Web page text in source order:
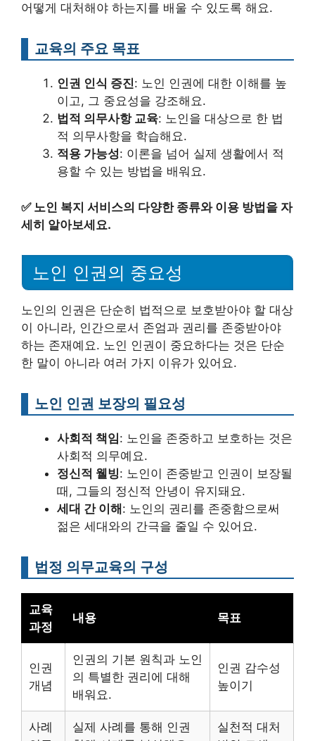
어떻게 대처해야 하는지를 배울 수 있도록 해요.
교육의 주요 목표
인권 인식 증진: 노인 인권에 대한 이해를 높
이고, 그 중요성을 강조해요.
법적 의무사항 교육: 노인을 대상으로 한 법
적 의무사항을 학습해요.
적용 가능성: 이론을 넘어 실제 생활에서 적
용할 수 있는 방법을 배워요.
✅ 노인 복지 서비스의 다양한 종류와 이용 방법을 자
세히 알아보세요.
노인 인권의 중요성
노인의 인권은 단순히 법적으로 보호받아야 할 대상
이 아니라, 인간으로서 존엄과 권리를 존중받아야
하는 존재예요. 노인 인권이 중요하다는 것은 단순
한 말이 아니라 여러 가지 이유가 있어요.
노인 인권 보장의 필요성
사회적 책임: 노인을 존중하고 보호하는 것은
사회적 의무예요.
정신적 웰빙: 노인이 존중받고 인권이 보장될
때, 그들의 정신적 안녕이 유지돼요.
세대 간 이해: 노인의 권리를 존중함으로써
젊은 세대와의 간극을 줄일 수 있어요.
법정 의무교육의 구성
교육
과정
내용 목표
인권
개념
인권의 기본 원칙과 노인
의 특별한 권리에 대해
배워요.
인권 감수성
높이기
사례
실제 사례를 통해 인권
실천적 대처